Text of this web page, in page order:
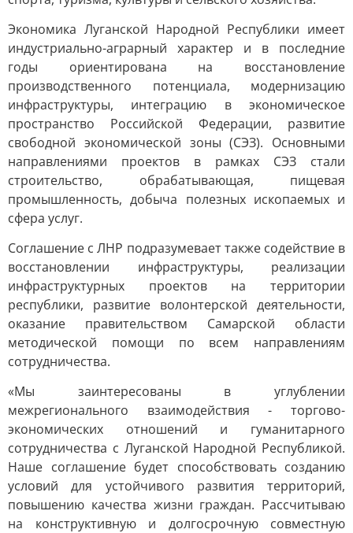
Экономика Луганской Народной Республики имеет
индустриально-аграрный характер и в последние
годы ориентирована на восстановление
производственного потенциала, модернизацию
инфраструктуры, интеграцию в экономическое
пространство Российской Федерации, развитие
свободной экономической зоны (СЭЗ). Основными
направлениями проектов в рамках СЭЗ стали
строительство, обрабатывающая, пищевая
промышленность, добыча полезных ископаемых и
сфера услуг.
Соглашение с ЛНР подразумевает также содействие в
восстановлении инфраструктуры, реализации
инфраструктурных проектов на территории
республики, развитие волонтерской деятельности,
оказание правительством Самарской области
методической помощи по всем направлениям
сотрудничества.
«Мы заинтересованы в углублении
межрегионального взаимодействия - торгово-
экономических отношений и гуманитарного
сотрудничества с Луганской Народной Республикой.
Наше соглашение будет способствовать созданию
условий для устойчивого развития территорий,
повышению качества жизни граждан. Рассчитываю
на конструктивную и долгосрочную совместную